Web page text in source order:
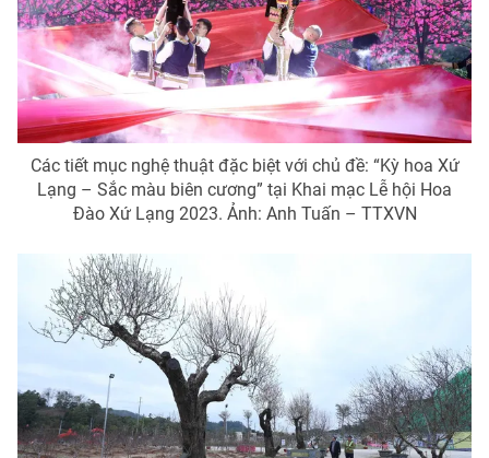
VTV Sức khoẻ Bất động sản
Thị trường 24h Tấm lòng Việt
VTV4 Vươn mình bằng AI
VTV9 VTV8
Liên hệ tòa soạn
THỜI BÁO VTV
Các tiết mục nghệ thuật đặc biệt với chủ đề: “Kỳ hoa Xứ
Lạng – Sắc màu biên cương” tại Khai mạc Lễ hội Hoa
Đào Xứ Lạng 2023. Ảnh: Anh Tuấn – TTXVN